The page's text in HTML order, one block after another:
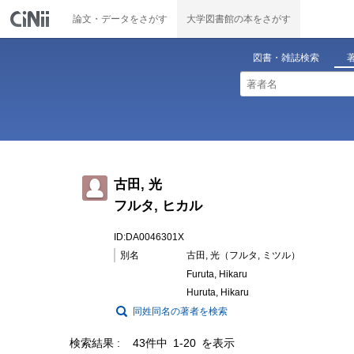
論文・データをさがす 大学図書館の本をさがす
図書・雑誌検索
古田, 光
フルタ, ヒカル
ID:DA0046301X
別名
古田, 光（フルタ, ミツル）
Furuta, Hikaru
Huruta, Hikaru
同姓同名の著者を検索
検索結果 43件中 1-20 を表示